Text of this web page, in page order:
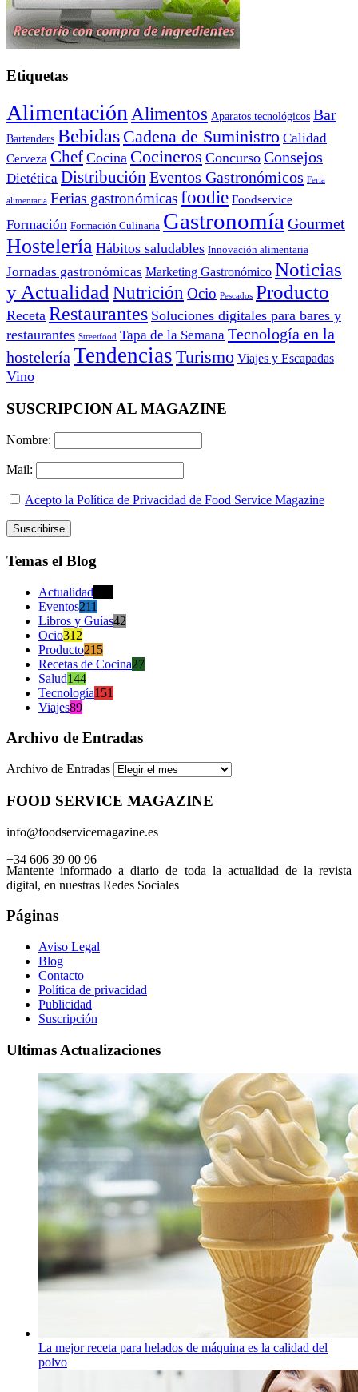
Etiquetas
Alimentación Alimentos Aparatos tecnológicos Bar
Bartenders Bebidas Cadena de Suministro Calidad
Cerveza Chef Cocina Cocineros Concurso Consejos
Dietética Distribución Eventos Gastronómicos Feria
alimentaria Ferias gastronómicasfoodie Foodservice
Formación Formación Culinaria Gastronomía Gourmet
Hostelería Hábitos saludables Innovación alimentaria
Jornadas gastronómicas Marketing Gastronómico Noticias
y Actualidad Nutrición Ocio Pescados Producto
Receta Restaurantes Soluciones digitales para bares y
restaurantes Streetfood Tapa de la Semana Tecnología en la
hostelería Tendencias Turismo Viajes y Escapadas
Vino
SUSCRIPCION AL MAGAZINE
Nombre:
Mail:
Acepto la Política de Privacidad de Food Service Magazine
Temas el Blog
Actualidad
Eventos211
Libros y Guías42
Ocio312
Producto215
Recetas de Cocina27
Salud144
Tecnología151
Viajes89
Archivo de Entradas
Archivo de Entradas
FOOD SERVICE MAGAZINE
info@foodservicemagazine.es
+34 606 39 00 96
Mantente informado a diario de toda la actualidad de la revista
digital, en nuestras Redes Sociales
Páginas
Aviso Legal
Blog
Contacto
Política de privacidad
Publicidad
Suscripción
Ultimas Actualizaciones
La mejor receta para helados de máquina es la calidad del
polvo